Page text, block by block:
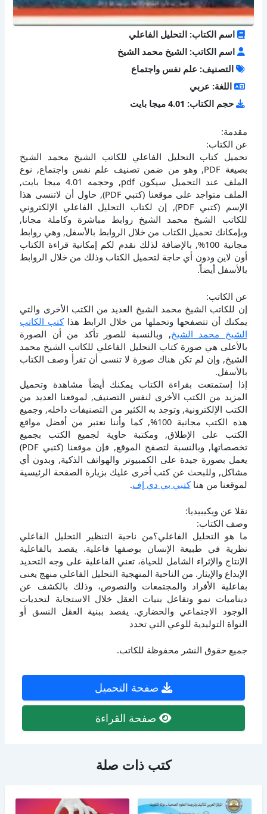
اسم الكتاب: التحليل الفاعلي
اسم الكاتب: الشيخ محمد الشيخ
التصنيف: علم نفس واجتماع
اللغة: عربي
حجم الكتاب: 4.01 ميجا بايت
مقدمة:
عن الكتاب:
تحميل كتاب التحليل الفاعلي للكاتب الشيخ محمد الشيخ
بصيغة PDF, وهو من ضمن تصنيف علم نفس واجتماع, نوع
الملف عند التحميل سيكون pdf, وحجمه 4.01 ميجا بايت,
الملف متواجد على موقعنا (كتبي PDF), حاول أن لاتنسى هذا
الإسم (كتبي PDF), إن لكتاب التحليل الفاعلي الإلكتروني
للكاتب الشيخ محمد الشيخ روابط مباشرة وكاملة مجانا,
وبإمكانك تحميل الكتاب من خلال الروابط بالأسفل, وهي روابط
مجانية 100%, بالإضافة لذلك نقدم لكم إمكانية قراءة الكتاب
أون لاين ودون أي حاجة لتحميل الكتاب وذلك من خلال الروابط
بالأسفل أيضاً.
عن الكاتب:
إن للكاتب الشيخ محمد الشيخ العديد من الكتب الأخرى والتي
يمكنك أن تتصفحها وتحملها من خلال الرابط هذاكتب الكاتب
الشيخ محمد الشيخ, وبالنسبة للصور تأكد من أن الصورة
بالأعلى هي صورة كتاب التحليل الفاعلي للكاتب الشيخ محمد
الشيخ, وإن لم تكن هناك صورة لا تنسى أن تقرأ وصف الكتاب
بالأسفل.
إذا إستمتعت بقراءة الكتاب يمكنك أيضاً مشاهدة وتحميل
المزيد من الكتب الأخرى لنفس التصنيف, لموقعنا العديد من
الكتب الإلكترونية, وتوجد به الكثير من التصنيفات داخله, وجميع
هذه الكتب مجانية 100%, كما وأننا نعتبر من أفضل مواقع
الكتب على الإطلاق, ومكتبة حاوية لجميع الكتب بجميع
تخصصاتها, وبالنسبة لتصفح الموقع, فإن موقعنا (كتبي PDF)
يعمل بصورة جيدة على الكمبيوتر والهواتف الذكية, وبدون أي
مشاكل, وللبحث عن كتب أخرى عليك بزيارة الصفحة الرئيسية
لموقعنا من هناكتبي بي دي إف.
نقلا عن ويكيبيديا:
وصف الكتاب:
ما هو التحليل الفاعلي؟من ناحية التنظير التحليل الفاعلي
نظرية في طبيعة الإنسان بوصفها فاعلية. يقصد بالفاعلية
الإنتاج والإثراء الشامل للحياة، تعني الفاعلية على وجه التحديد
الإبداع والإيثار. من الناحية المنهجية التحليل الفاعلي منهج يعنى
بفاعلية الأفراد والمجتمعات والنصوص، وذلك بالكشف عن
ديناميات نمو وتفاعل بنيات العقل خلال الاستجابة لتحديات
الوجود الاجتماعي والحضاري. يقصد ببنية العقل النسق أو
النواة التوليدية للوعي التي تحدد
جميع حقوق النشر محفوظة للكاتب.
صفحة التحميل
صفحة القراءة
كتب ذات صلة